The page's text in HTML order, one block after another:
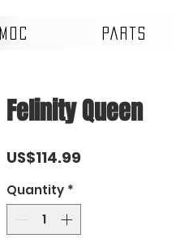
MOC PARTS
Felinity Queen
US$114.99
Quantity *